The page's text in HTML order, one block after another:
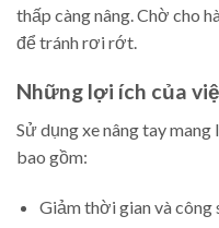
thấp càng nâng. Chờ cho
để tránh rơi rớt.
Những lợi ích của
Sử dụng xe nâng tay
bao gồm:
Giảm thời gian và công